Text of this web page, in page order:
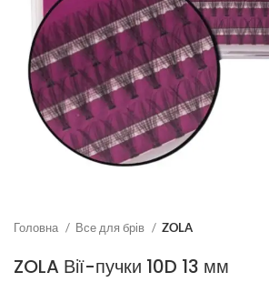
Головна Все для брів ZOLA
ZOLA Вії-пучки 10D 13 мм